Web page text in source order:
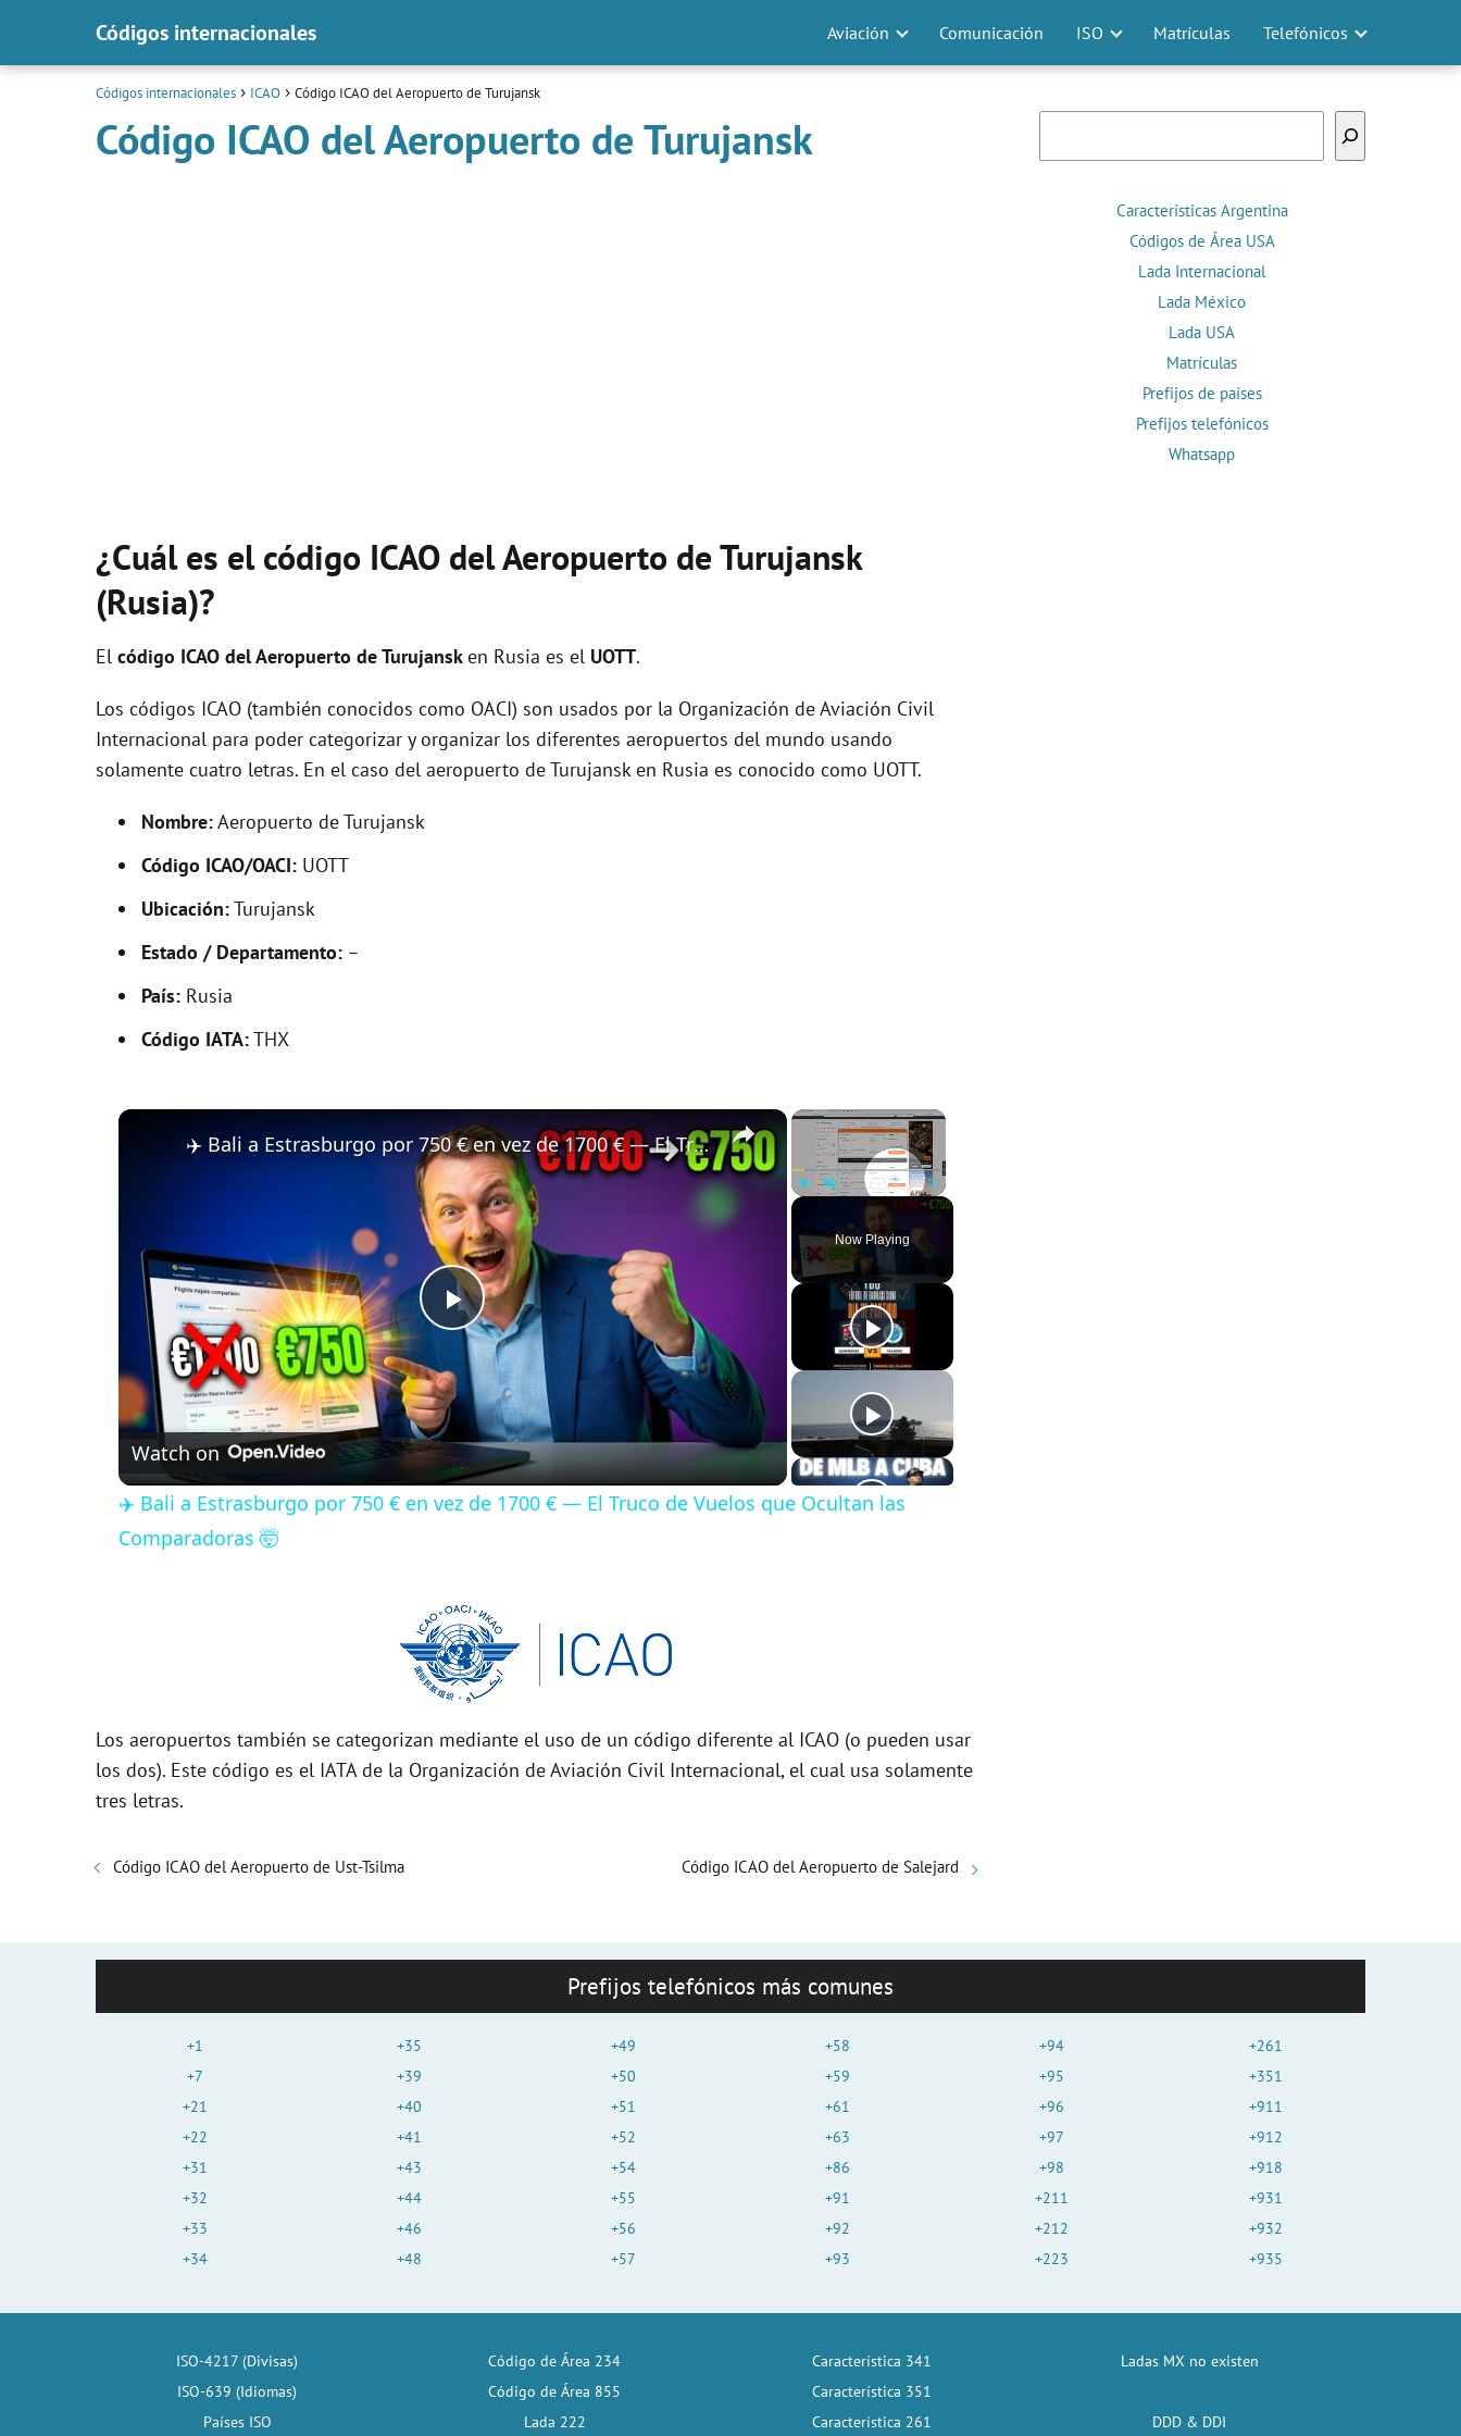
Códigos internacionales Aviación Comunicación ISO Matrículas Telefónicos
Códigos internacionales ICAO Código ICAO del Aeropuerto de Turujansk
Código ICAO del Aeropuerto de Turujansk
¿Cuál es el código ICAO del Aeropuerto de Turujansk
(Rusia)?
El código ICAO delAeropuerto de Turujansken Rusia es el UOTT.
Los códigos ICAO (también conocidos como OACI) son usados por la Organización de Aviación Civil
Internacional para poder categorizar y organizar los diferentes aeropuertos del mundo usando
solamente cuatro letras. En el caso del aeropuerto de Turujansk en Rusia es conocido como UOTT.
Nombre:Aeropuerto de Turujansk
Código ICAO/OACI: UOTT
Ubicación:Turujansk
Estado / Departamento: –
País: Rusia
Código IATA:THX
×
Fullscreen
Now Playing
×
P
l
a
i
e
✈️ Bali a Estrasburgo por 750 € en vez de 1700 € — El Truco de Vuelos que Ocultan las Comparadoras 🤯
Watch on
✈️ Bali a Estrasburgo por 750 € en vez de 1700 € — El Truco de Vuelos que Ocultan las
Comparadoras 🤯
Los aeropuertos también se categorizan mediante el uso de un código diferente al ICAO (o pueden usar
los dos). Este código es el IATA de la Organización de Aviación Civil Internacional, el cual usa solamente
tres letras.
Código ICAO del Aeropuerto de Ust-Tsilma Código ICAO del Aeropuerto de Salejard
Características Argentina
Códigos de Área USA
Lada Internacional
Lada México
Lada USA
Matrículas
Prefijos de países
Prefijos telefónicos
Whatsapp
Prefijos telefónicos más comunes
+1
+7
+21
+22
+31
+32
+33
+34
+35
+39
+40
+41
+43
+44
+46
+48
+49
+50
+51
+52
+54
+55
+56
+57
+58
+59
+61
+63
+86
+91
+92
+93
+94
+95
+96
+97
+98
+211
+212
+223
+261
+351
+911
+912
+918
+931
+932
+935
ISO-4217 (Divisas)
ISO-639 (Idiomas)
Países ISO
Código de Área 234
Código de Área 855
Lada 222
Característica 341
Característica 351
Característica 261
Ladas MX no existen
DDD & DDI